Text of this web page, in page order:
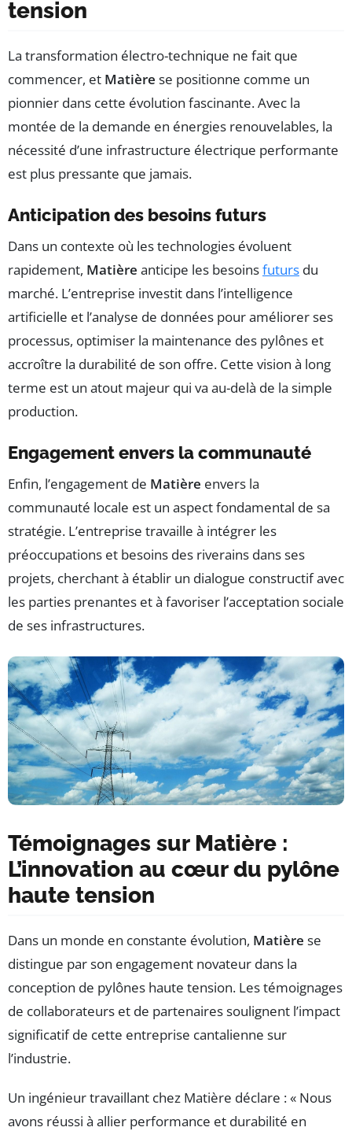
tension
La transformation électro-technique ne fait que
commencer, et Matière se positionne comme un
pionnier dans cette évolution fascinante. Avec la
montée de la demande en énergies renouvelables, la
nécessité d’une infrastructure électrique performante
est plus pressante que jamais.
Anticipation des besoins futurs
Dans un contexte où les technologies évoluent
rapidement, Matière anticipe les besoinsfuturs du
marché. L’entreprise investit dans l’intelligence
artificielle et l’analyse de données pour améliorer ses
processus, optimiser la maintenance des pylônes et
accroître la durabilité de son offre. Cette vision à long
terme est un atout majeur qui va au-delà de la simple
production.
Engagement envers la communauté
Enfin, l’engagement de Matière envers la
communauté locale est un aspect fondamental de sa
stratégie. L’entreprise travaille à intégrer les
préoccupations et besoins des riverains dans ses
projets, cherchant à établir un dialogue constructif avec
les parties prenantes et à favoriser l’acceptation sociale
de ses infrastructures.
Témoignages sur Matière :
L’innovation au cœur du pylône
haute tension
Dans un monde en constante évolution, Matière se
distingue par son engagement novateur dans la
conception de pylônes haute tension. Les témoignages
de collaborateurs et de partenaires soulignent l’impact
significatif de cette entreprise cantalienne sur
l’industrie.
Un ingénieur travaillant chez Matière déclare : « Nous
avons réussi à allier performance et durabilité en